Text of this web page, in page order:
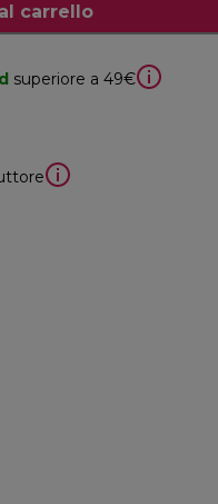
carrello
superiore a 49€